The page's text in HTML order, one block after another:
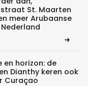
St. Maarten
meer Arubaanse
en horizon: de
Dianthy keren ook
Curaçao